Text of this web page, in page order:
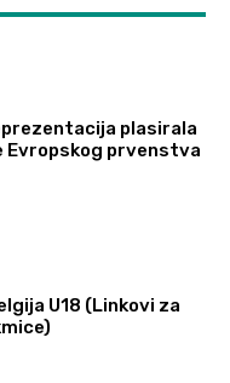
plasirala
Evropskog prvenstva
U18 (Linkovi za